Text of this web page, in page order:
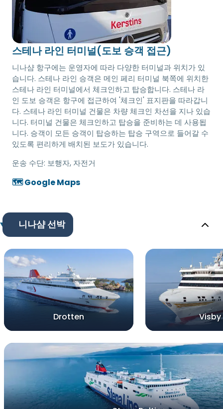
스테나 라인 터미널(도보 승객 접근)
니나샴 항구에는 운영자에 따라 다양한 터미널과 위치가 있
습니다. 스테나 라인 승객은 메인 페리 터미널 북쪽에 위치한
스테나 라인 터미널에서 체크인하고 탑승합니다. 스테나 라
인 도보 승객은 항구에 접근하여 '체크인' 표지판을 따라갑니
다. 스테나 라인 터미널 건물은 차량 체크인 차선을 지나 있습
니다. 터미널 건물은 체크인하고 탑승을 준비하는 데 사용됩
니다. 승객이 모든 승객이 탑승하는 탑승 구역으로 들어갈 수
있도록 편리하게 배치된 보도가 있습니다.
운송 수단: 보행자, 자전거
🗺️ Google Maps
니나샴 선박
Drotten Visby